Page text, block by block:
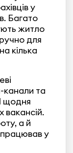
у
Багато
житло
для
кілька
канали та
щодня
вакансій.
а й
працював у